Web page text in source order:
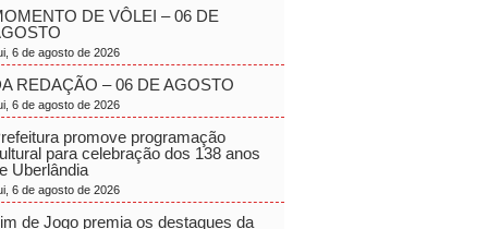
DE VÔLEI – 06 DE
6 de agosto de 2026
REDAÇÃO – 06 DE AGOSTO
6 de agosto de 2026
promove programação
para celebração dos 138 anos
Uberlândia
6 de agosto de 2026
de Jogo premia os destaques da